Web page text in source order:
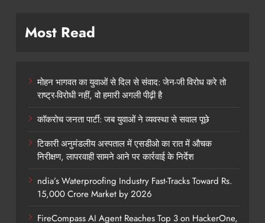
Most Read
मोहन भागवत का युवाओं से दिल से संवाद: जेन-जी विरोध करे तो
राष्ट्र-विरोधी नहीं, वो हमारी अगली पीढ़ी है
कॉकरोच जनता पार्टी: जब युवाओं ने व्यवस्था से सवाल पूछे
टिकारी अनुमंडलीय अस्पताल में एसडीओ का रात में औचक
निरीक्षण, लापरवाही सामने आने पर कार्रवाई के निर्देश
ndia’s Waterproofing Industry Fast-Tracks Toward Rs.
15,000 Crore Market by 2026
FireCompass AI Agent Reaches Top 3 on HackerOne,